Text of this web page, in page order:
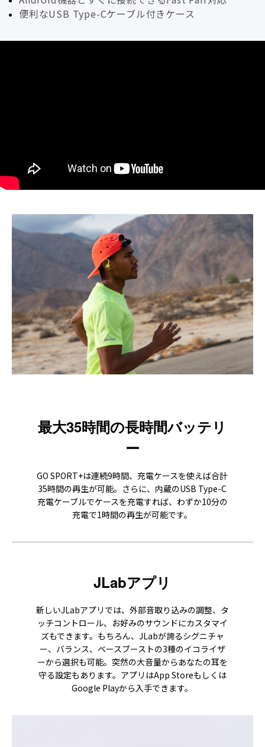
便利なUSB Type-Cケーブル付きケース
最大35時間の長時間バッテリ
ー
GO SPORT+は連続9時間、充電ケースを使えば合計
35時間の再生が可能。さらに、内蔵のUSB Type-C
充電ケーブルでケースを充電すれば、わずか10分の
充電で1時間の再生が可能です。
JLabアプリ
新しいJLabアプリでは、外部音取り込みの調整、タ
ッチコントロール、お好みのサウンドにカスタマイ
ズもできます。もちろん、JLabが誇るシグニチャ
ー、バランス、ベースブーストの3種のイコライザ
ーから選択も可能。突然の大音量からあなたの耳を
守る設定もあります。アプリはApp Storeもしくは
Google Playから入手できます。